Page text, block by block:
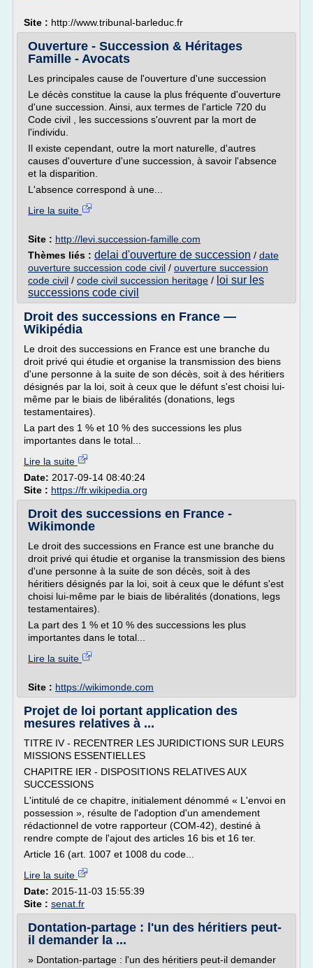
Site : http://www.tribunal-barleduc.fr
Ouverture - Succession & Héritages
Famille - Avocats
Les principales cause de l'ouverture d'une succession
Le décès constitue la cause la plus fréquente d'ouverture
d'une succession. Ainsi, aux termes de l'article 720 du
Code civil , les successions s'ouvrent par la mort de
l'individu.
Il existe cependant, outre la mort naturelle, d'autres
causes d'ouverture d'une succession, à savoir l'absence
et la disparition.
L'absence correspond à une...
Lire la suite
Site : http://levi.succession-famille.com
Thèmes liés : delai d'ouverture de succession / date
ouverture succession code civil / ouverture succession
code civil / code civil succession heritage / loi sur les
successions code civil
Droit des successions en France —
Wikipédia
Le droit des successions en France est une branche du
droit privé qui étudie et organise la transmission des biens
d'une personne à la suite de son décès, soit à des héritiers
désignés par la loi, soit à ceux que le défunt s'est choisi lui-
même par le biais de libéralités (donations, legs
testamentaires).
La part des 1 % et 10 % des successions les plus
importantes dans le total...
Lire la suite
Date: 2017-09-14 08:40:24
Site : https://fr.wikipedia.org
Droit des successions en France -
Wikimonde
Le droit des successions en France est une branche du
droit privé qui étudie et organise la transmission des biens
d'une personne à la suite de son décès, soit à des
héritiers désignés par la loi, soit à ceux que le défunt s'est
choisi lui-même par le biais de libéralités (donations, legs
testamentaires).
La part des 1 % et 10 % des successions les plus
importantes dans le total...
Lire la suite
Site : https://wikimonde.com
Projet de loi portant application des
mesures relatives à ...
TITRE IV - RECENTRER LES JURIDICTIONS SUR LEURS
MISSIONS ESSENTIELLES
CHAPITRE IER - DISPOSITIONS RELATIVES AUX
SUCCESSIONS
L'intitulé de ce chapitre, initialement dénommé « L'envoi en
possession », résulte de l'adoption d'un amendement
rédactionnel de votre rapporteur (COM-42), destiné à
rendre compte de l'ajout des articles 16 bis et 16 ter.
Article 16 (art. 1007 et 1008 du code...
Lire la suite
Date: 2015-11-03 15:55:39
Site : senat.fr
Dontation-partage : l'un des héritiers peut-
il demander la ...
» Dontation-partage : l'un des héritiers peut-il demander